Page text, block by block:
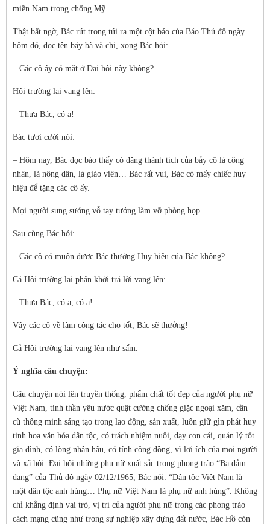
miền Nam trong chống Mỹ.
Thật bất ngờ, Bác rút trong túi ra một cột báo của Báo Thủ đô ngày
hôm đó, đọc tên bảy bà và chị, xong Bác hỏi:
– Các cô ấy có mặt ở Đại hội này không?
Hội trường lại vang lên:
– Thưa Bác, có ạ!
Bác tươi cười nói:
– Hôm nay, Bác đọc báo thấy có đăng thành tích của bảy cô là công
nhân, là nông dân, là giáo viên… Bác rất vui, Bác có mấy chiếc huy
hiệu để tặng các cô ấy.
Mọi người sung sướng vỗ tay tưởng làm vỡ phòng họp.
Sau cùng Bác hỏi:
– Các cô có muốn được Bác thưởng Huy hiệu của Bác không?
Cả Hội trường lại phấn khởi trả lời vang lên:
– Thưa Bác, có ạ, có ạ!
Vậy các cô về làm công tác cho tốt, Bác sẽ thưởng!
Cả Hội trường lại vang lên như sấm.
Ý nghĩa câu chuyện:
Câu chuyện nói lên truyền thống, phẩm chất tốt đẹp của người phụ nữ
Việt Nam, tinh thần yêu nước quật cường chống giặc ngoại xăm, cần
cù thông minh sáng tạo trong lao động, sản xuất, luôn giữ gìn phát huy
tinh hoa văn hóa dân tộc, có trách nhiệm nuôi, dạy con cái, quản lý tốt
gia đình, có lòng nhân hậu, có tính cộng đồng, vì lợi ích của mọi người
và xã hội. Đại hội những phụ nữ xuất sắc trong phong trào “Ba đảm
đang” của Thủ đô ngày 02/12/1965, Bác nói: “Dân tộc Việt Nam là
một dân tộc anh hùng… Phụ nữ Việt Nam là phụ nữ anh hùng”. Không
chỉ khẳng định vai trò, vị trí của người phụ nữ trong các phong trào
cách mạng cũng như trong sự nghiệp xây dựng đất nước, Bác Hồ còn